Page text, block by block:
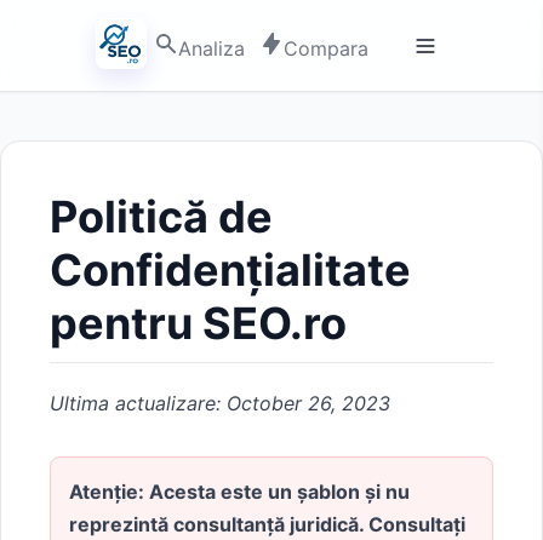
Analiza Compara
Politică de
Confidențialitate
pentru SEO.ro
Ultima actualizare: October 26, 2023
Atenție: Acesta este un șablon și nu
reprezintă consultanță juridică. Consultați